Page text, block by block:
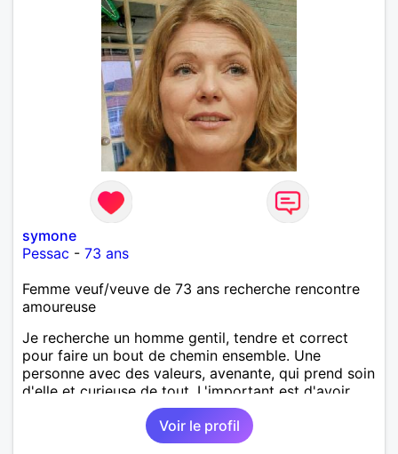
symone
Pessac - 73 ans
Femme veuf/veuve de 73 ans recherche rencontre
amoureuse
Je recherche un homme gentil, tendre et correct
pour faire un bout de chemin ensemble. Une
personne avec des valeurs, avenante, qui prend soin
d'elle et curieuse de tout. L'important est d'avoir
une complicité de tous les instants. Je suis prête de
nouveau a faire confiance mais avec des limites. Au
plaisir de vous lire et essayez de répondre !
Voir le profil